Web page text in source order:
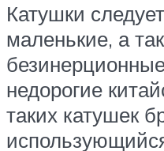
Катушки
маленькие, а
недорогие
таких катушек